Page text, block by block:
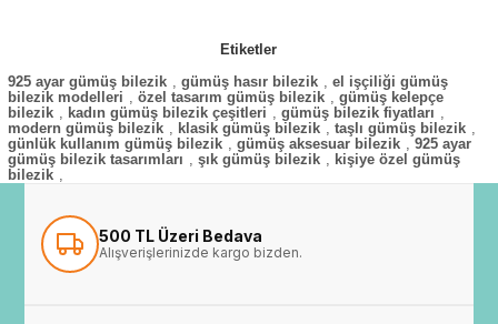
Etiketler
925 ayar gümüş bilezik , gümüş hasır bilezik , el işçiliği gümüş
bilezik modelleri , özel tasarım gümüş bilezik , gümüş kelepçe
bilezik , kadın gümüş bilezik çeşitleri , gümüş bilezik fiyatları ,
modern gümüş bilezik , klasik gümüş bilezik , taşlı gümüş bilezik ,
günlük kullanım gümüş bilezik , gümüş aksesuar bilezik , 925 ayar
gümüş bilezik tasarımları , şık gümüş bilezik , kişiye özel gümüş
bilezik ,
500 TL Üzeri Bedava
Alışverişlerinizde kargo bizden.